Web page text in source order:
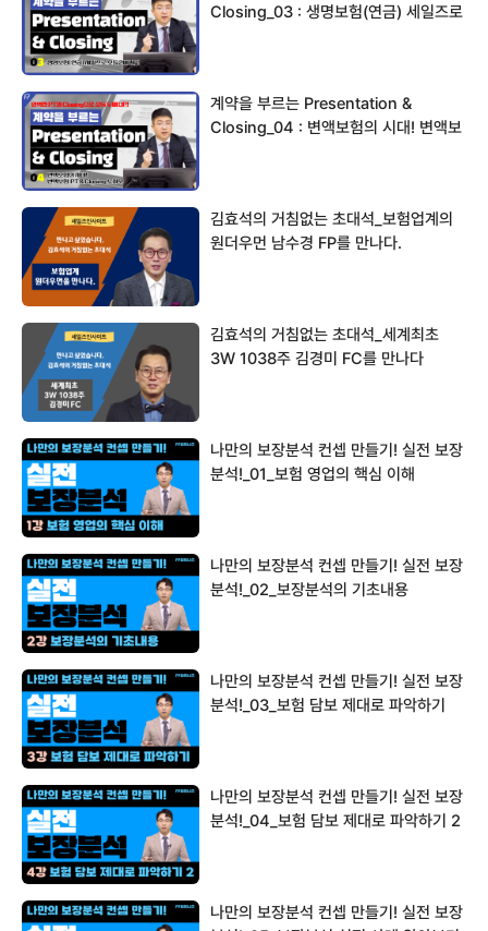
Closing_03 : 생명보험(연금) 세일즈로
계약을 부르는 Presentation &
Closing_04 : 변액보험의 시대! 변액보
김효석의 거침없는 초대석_보험업계의
원더우먼 남수경 FP를 만나다.
김효석의 거침없는 초대석_세계최초
3W 1038주 김경미 FC를 만나다
나만의 보장분석 컨셉 만들기! 실전 보장
분석!_01_보험 영업의 핵심 이해
나만의 보장분석 컨셉 만들기! 실전 보장
분석!_02_보장분석의 기초내용
나만의 보장분석 컨셉 만들기! 실전 보장
분석!_03_보험 담보 제대로 파악하기
나만의 보장분석 컨셉 만들기! 실전 보장
분석!_04_보험 담보 제대로 파악하기 2
나만의 보장분석 컨셉 만들기! 실전 보장